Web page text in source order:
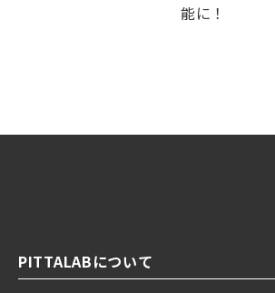
能に！
PITTALABについて